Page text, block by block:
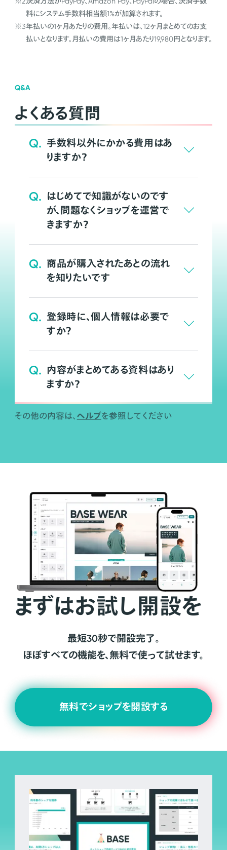
料にシステム手数料相当額1%が加算されます。
※3年払いの1ヶ月あたりの費用。年払いは、12ヶ月まとめてのお支
払いとなります。月払いの費用は1ヶ月あたり19,980円となります。
Q&A
よくある質問
Q. 手数料以外にかかる費用はあ
りますか？
Q. はじめてで知識がないのです
が、問題なくショップを運営で
きますか？
Q. 商品が購入されたあとの流れ
を知りたいです
Q. 登録時に、個人情報は必要で
すか？
Q. 内容がまとめてある資料はあり
ますか？
その他の内容は、 ヘルプを参照してください
まずはお試し開設を
最短30秒で開設完了。
ほぼすべての機能を、無料で使って試せます。
無料でショップを開設する